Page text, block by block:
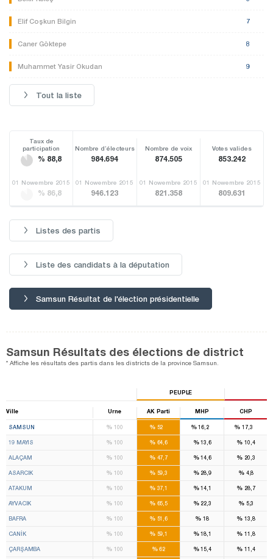
Elif Coşkun Bilgin 7
Caner Göktepe 8
Muhammet Yasir Okudan 9
Tout la liste
Taux de
participation
% 88,8
Nombre d’électeurs
984.694
Nombre de voix
874.505
Votes valides
853.242
01 Nowembre 2015
% 86,8
01 Nowembre 2015
946.123
01 Nowembre 2015
821.358
01 Nowembre 2015
809.631
Listes des partis
Liste des candidats à la députation
Samsun Résultat de l'élection présidentielle
Samsun Résultats des élections de district
* Affiche les résultats des partis dans les districts de la province Samsun.
PEUPLE
Ville Urne AK Parti MHP CHP
SAMSUN % 100 %52 %16,2 % 17,3
19 MAYIS % 100 %64,6 %13,6 % 10,4
ALAÇAM % 100 %47,7 %14,6 % 20,3
ASARCIK % 100 %59,3 %28,9 %4,8
ATAKUM % 100 %37,1 %14,1 % 28,7
AYVACIK % 100 %65,5 %22,3 %5,3
BAFRA % 100 %51,6 % 18 % 13,8
CANİK % 100 %59,1 %18,1 % 11,8
ÇARŞAMBA % 100 %62 %15,4 % 11,4